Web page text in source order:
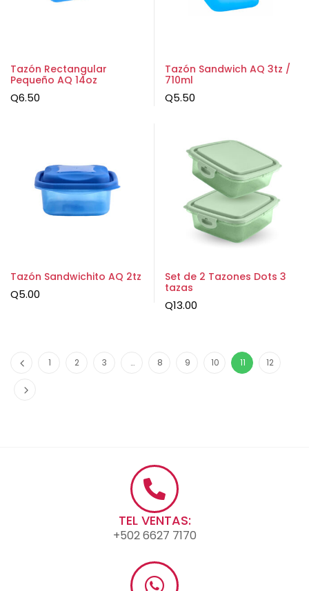
Tazón Rectangular
Pequeño AQ 14oz
Q6.50
Tazón Sandwich AQ 3tz /
710ml
Q5.50
Tazón Sandwichito AQ 2tz
Q5.00
Set de 2 Tazones Dots 3
tazas
Q13.00
1 2 3 … 8 9 10 11 12
TEL VENTAS:
+502 6627 7170